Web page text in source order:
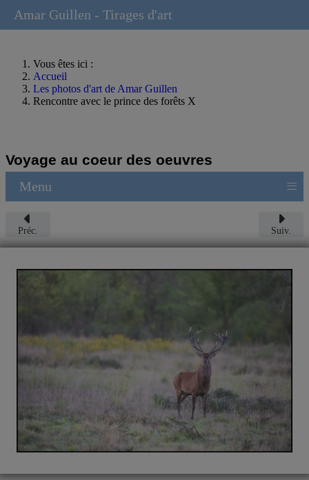
Vous êtes ici :
Accueil
Les photos d'art de Amar Guillen
Rencontre avec le prince des forêts X
Voyage au coeur des oeuvres
Menu ≡
Préc. Suiv.
Amar Guillen - Tirages d'art